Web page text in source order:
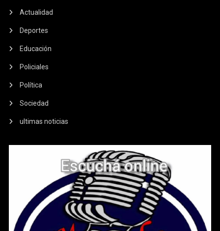
Actualidad
Deportes
Educación
Policiales
Política
Sociedad
ultimas noticias